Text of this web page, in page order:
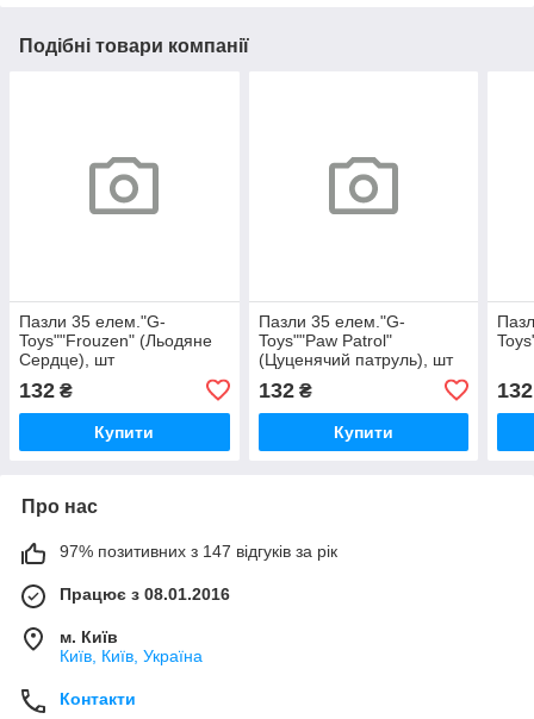
Подібні товари компанії
Пазли 35 елем."G-
Toys""Frouzen" (Льодяне
Сердце), шт
132 ₴
Купити
Пазли 35 елем."G-
Toys""Paw Patrol"
(Цуценячий патруль), шт
132₴
Купити
132
Про нас
97% позитивних з 147 відгуків за рік
Працює з 08.01.2016
м. Київ
Київ, Київ, Україна
Контакти